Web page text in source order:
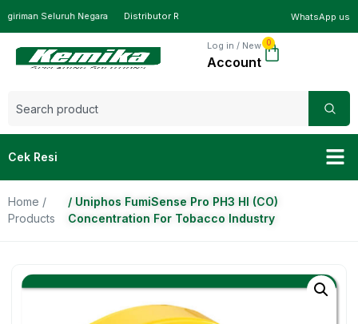
Seluruh Negara Distributor Resmi, Barang 100% Original, Pengiriman
WhatsApp us
Log in / New 0
Cek Resi
Home /
Products
/ Uniphos FumiSense Pro PH3 HI (CO)
Concentration For Tobacco Industry